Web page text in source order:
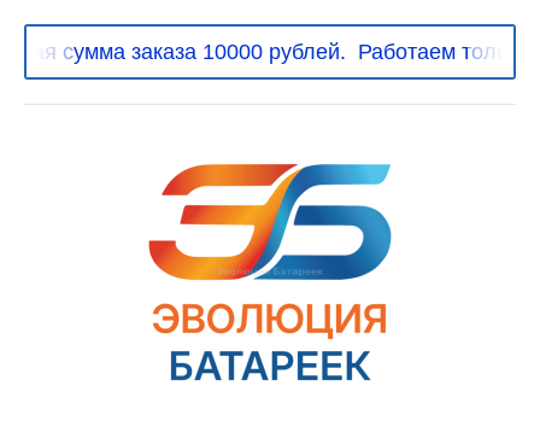
сумма заказа 10000 рублей.Работаем только с